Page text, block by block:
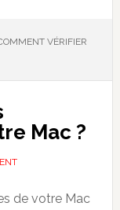
VÉRIFIER
Mac ?
de votre Mac